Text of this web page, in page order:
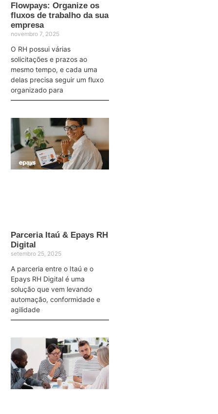
Flowpays: Organize os
fluxos de trabalho da sua
empresa
novembro 7, 2025
O RH possui várias
solicitações e prazos ao
mesmo tempo, e cada uma
delas precisa seguir um fluxo
organizado para
Parceria Itaú & Epays RH
Digital
setembro 25, 2025
A parceria entre o Itaú e o
Epays RH Digital é uma
solução que vem levando
automação, conformidade e
agilidade